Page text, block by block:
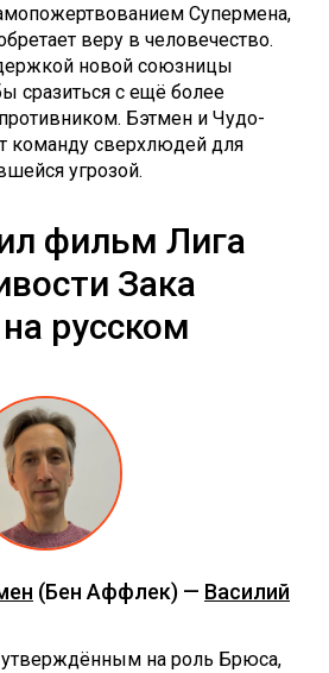
Супермена,
веру в человечество.
новой союзницы
сразиться с ещё более
Бэтмен и Чудо-
команду сверхлюдей для
угрозой.
фильм Лига
Зака
русском
(Бен Аффлек) — Василий
на роль Брюса,